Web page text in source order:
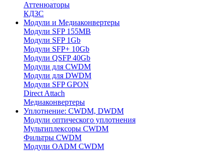
Аттенюаторы
КДЗС
Модули и Медиаконвертеры
Модули SFP 155MB
Модули SFP 1Gb
Модули SFP+ 10Gb
Модули QSFP 40Gb
Модули для CWDM
Модули для DWDM
Модули SFP GPON
Direct Attach
Медиаконвертеры
Уплотнение: CWDM, DWDM
Модули оптического уплотнения
Мультиплексоры CWDM
Фильтры CWDM
Модули OADM CWDM